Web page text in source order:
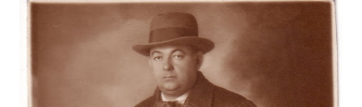
waarvan jonge vrouwen dachten: dat ga ik later ook dragen.
Maar nu vraag ik me af: als je teruggaat 'in de tijd', naar de
jaren dertig waarin die bejaarden jong waren, dan was zo'n
regenhoofddoek misschien wel hartstikke hip. Wat zag
mijn oma, die ik er altijd erg ouderwets vond uitzien, als ze